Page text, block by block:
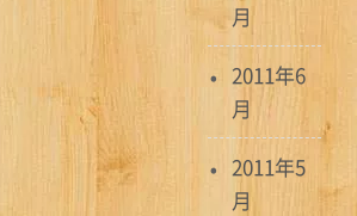
月
2011年6
月
2011年5
月